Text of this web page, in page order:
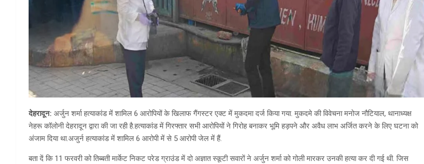
देहरादून: अर्जुन शर्मा हत्याकांड में शामिल 6 आरोपियों के खिलाफ गैंगस्टर एक्ट में मुकदमा दर्ज किया गया. मुकदमे की विवेचना मनोज नौटियाल, थानाध्यक्ष
नेहरू कॉलोनी देहरादून द्वारा की जा रही है.हत्याकांड में गिरफ्तार सभी आरोपियों ने गिरोह बनाकर भूमि हड़पने और अवैध लाभ अर्जित करने के लिए घटना को
अंजाम दिया था.अजुर्न हत्याकांड में शामिल 6 आरोपी में से 5 आरोपी जेल में हैं.
बता दें कि 11 फरवरी को तिब्बती मार्केट निकट परेड ग्राउंड में दो अज्ञात स्कूटी सवारों ने अर्जुन शर्मा को गोली मारकर उनकी हत्या कर दी गई थी. जिस